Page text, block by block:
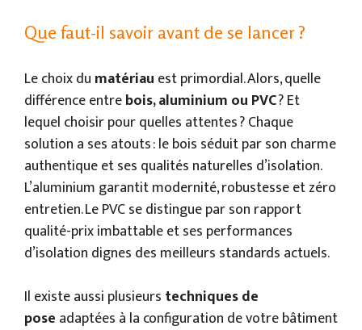
Que faut-il savoir avant de se lancer ?
Le choix du matériau est primordial. Alors, quelle
différence entrebois, aluminium ou PVC? Et
lequel choisir pour quelles attentes ? Chaque
solution a ses atouts : le bois séduit par son charme
authentique et ses qualités naturelles d’isolation.
L’aluminium garantit modernité, robustesse et zéro
entretien. Le PVC se distingue par son rapport
qualité-prix imbattable et ses performances
d’isolation dignes des meilleurs standards actuels.
Il existe aussi plusieurs techniques de
pose adaptées à la configuration de votre bâtiment